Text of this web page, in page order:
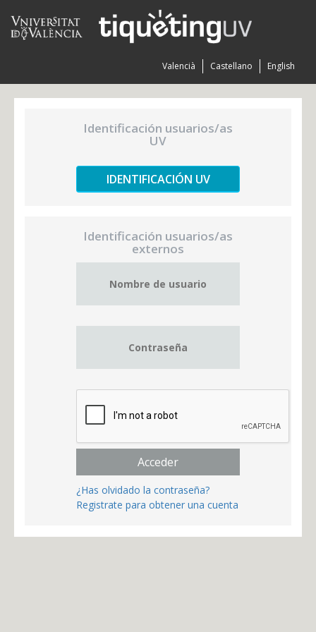
English
Castellano
Valencià
Identificación usuarios/as
UV
IDENTIFICACIÓN UV
Identificación usuarios/as
externos
Acceder
¿Has olvidado la contraseña?
Registrate para obtener una cuenta